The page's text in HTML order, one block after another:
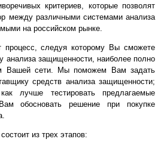
критериев, которые позволят
между различными системами анализа
на российском рынке.
процесс, следуя которому Вы сможете
анализа защищенности, наиболее полно
Вашей сети. Мы поможем Вам задать
средств анализа защищенности;
лучше тестировать предлагаемые
обосновать решение при покупке
из трех этапов: